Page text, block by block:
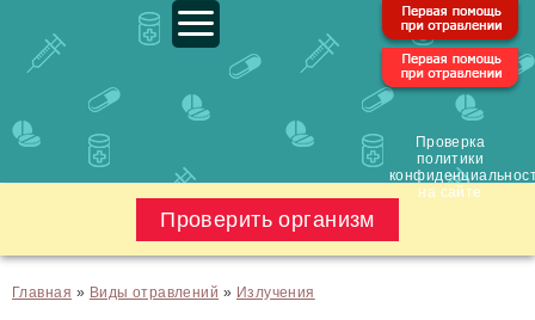
Проверка
политики
на сайте
Проверить организм
Главная » Виды отравлений » Излучения